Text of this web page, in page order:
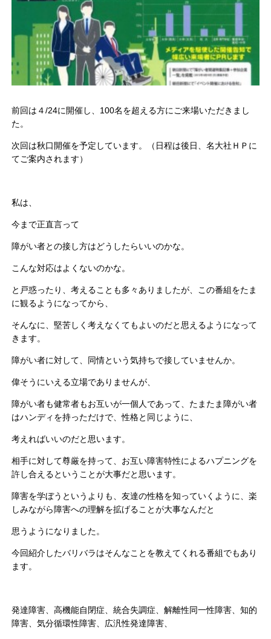
前回は４/24に開催し、100名を超える方にご来場いただきまし
た。
次回は秋口開催を予定しています。（日程は後日、名大社ＨＰに
てご案内されます）
私は、
今まで正直言って
障がい者との接し方はどうしたらいいのかな。
こんな対応はよくないのかな。
と戸惑ったり、考えることも多々ありましたが、この番組をたま
に観るようになってから、
そんなに、堅苦しく考えなくてもよいのだと思えるようになって
きます。
障がい者に対して、同情という気持ちで接していませんか。
偉そうにいえる立場でありませんが、
障がい者も健常者もお互いが一個人であって、たまたま障がい者
はハンディを持っただけで、性格と同じように、
考えればいいのだと思います。
相手に対して尊厳を持って、お互い障害特性によるハプニングを
許し合えるということが大事だと思います。
障害を学ぼうというよりも、友達の性格を知っていくように、楽
しみながら障害への理解を拡げることが大事なんだと
思うようになりました。
今回紹介したバリバラはそんなことを教えてくれる番組でもあり
ます。
発達障害、高機能自閉症、統合失調症、解離性同一性障害、知的
障害、気分循環性障害、広汎性発達障害、